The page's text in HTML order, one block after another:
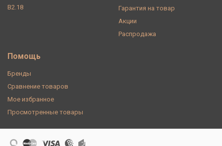
В2.18
Гарантия на товар
Акции
Распродажа
Помощь
Бренды
Сравнение товаров
Мое избранное
Просмотренные товары